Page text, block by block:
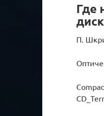
Где
П.